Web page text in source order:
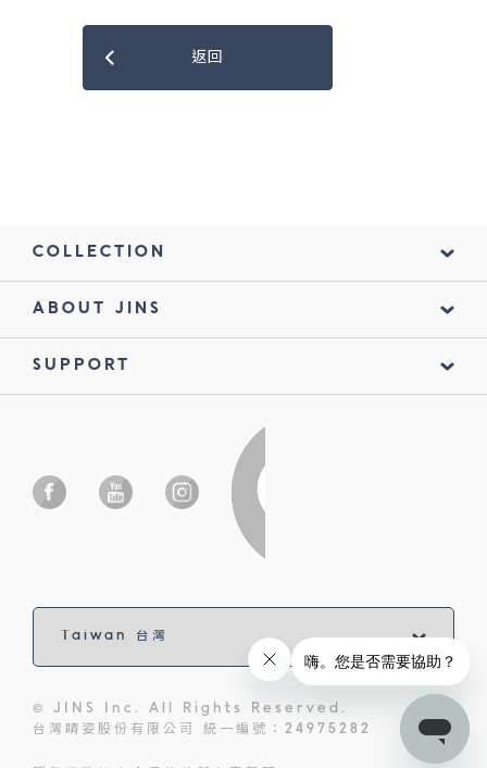
返回
COLLECTION
ABOUT JINS
SUPPORT
© JINS Inc. All Rights Reserved.
台灣睛姿股份有限公司 統一編號：24975282